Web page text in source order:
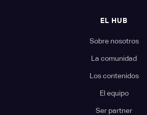
EL HUB
Sobre nosotros
La comunidad
Los contenidos
El equipo
Ser partner